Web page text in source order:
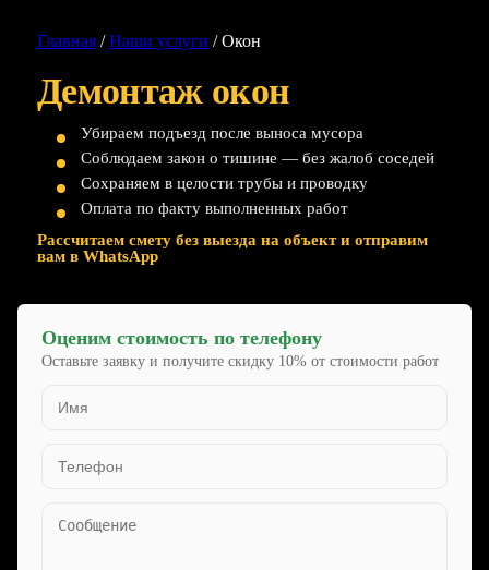
Главная /Наши услуги /Окон
Демонтаж окон
Убираем подъезд после выноса мусора
Соблюдаем закон о тишине — без жалоб соседей
Сохраняем в целости трубы и проводку
Оплата по факту выполненных работ
Рассчитаем смету без выезда на объект и отправим
вам в WhatsApp
Оценим стоимость по телефону
Оставьте заявку и получите скидку 10% от стоимости работ